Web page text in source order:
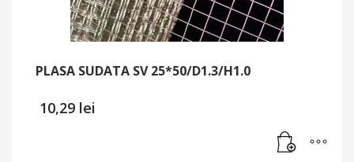
PLASA SUDATA SV 25*50/D1.3/H1.0
10,29 lei